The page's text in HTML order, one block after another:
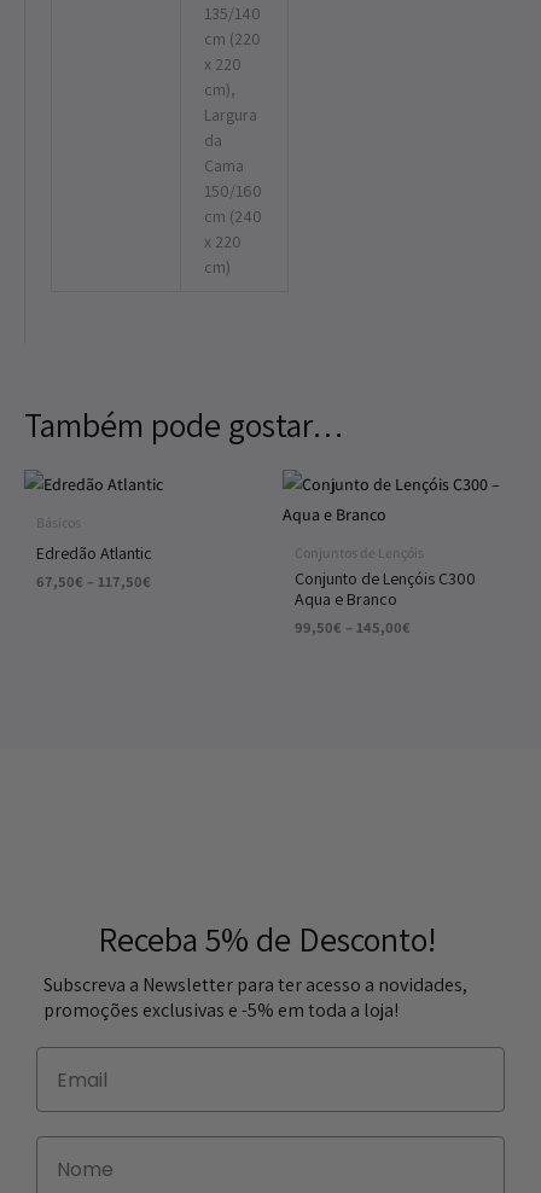
135/140
cm (220
x 220
cm),
Largura
da
Cama
150/160
cm (240
x 220
cm)
Também pode gostar…
Básicos
Edredão Atlantic
67,50€ – 117,50€
Price
range:
117,50€
Conjuntos de Lençóis
Conjunto de Lençóis C300
Aqua e Branco
99,50€ – 145,00€
Price
range:
145,00€
Receba 5% de Desconto!
Subscreva a Newsletter para ter acesso a novidades,
promoções exclusivas e -5% em toda a loja!